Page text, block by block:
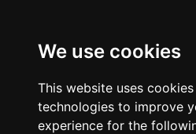
We use cookies
This website uses
technologies to improve
experience for the